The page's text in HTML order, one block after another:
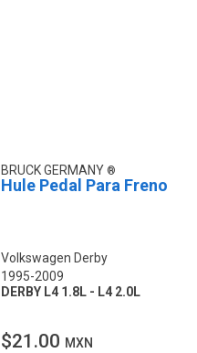
BRUCK GERMANY
Hule Pedal Para Freno
Volkswagen Derby
1995-2009
DERBY L4 1.8L - L4 2.0L
$21.00 MXN